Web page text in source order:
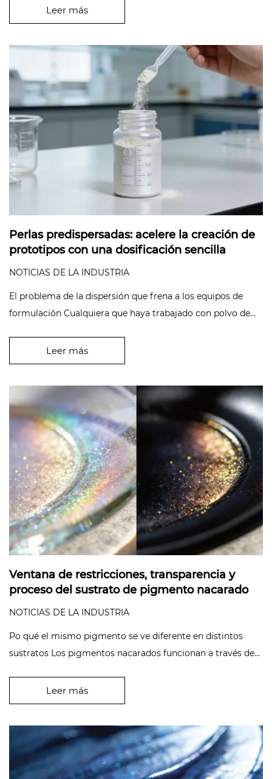
Leer más
Perlas predispersadas: acelere la creación de
prototipos con una dosificación sencilla
NOTICIAS DE LA INDUSTRIA
El problema de la dispersión que frena a los equipos de
formulación Cualquiera que haya trabajado con polvo de
Leer más
Ventana de restricciones, transparencia y
proceso del sustrato de pigmento nacarado
NOTICIAS DE LA INDUSTRIA
Po qué el mismo pigmento se ve diferente en distintos
sustratos Los pigmentos nacarados funcionan a través de
Leer más